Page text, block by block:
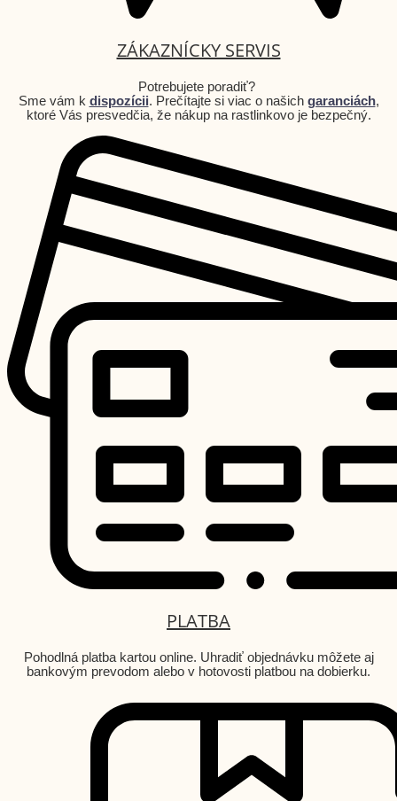
ZÁKAZNÍCKY SERVIS
Potrebujete poradiť?
Sme vám k dispozícii. Prečítajte si viac o našich garanciách,
ktoré Vás presvedčia, že nákup na rastlinkovo je bezpečný.
PLATBA
Pohodlná platba kartou online. Uhradiť objednávku môžete aj
bankovým prevodom alebo v hotovosti platbou na dobierku.